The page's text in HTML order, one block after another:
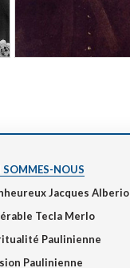
SOMMES-NOUS
Jacques
Tecla Merlo
Paulinienne
Paulinienne